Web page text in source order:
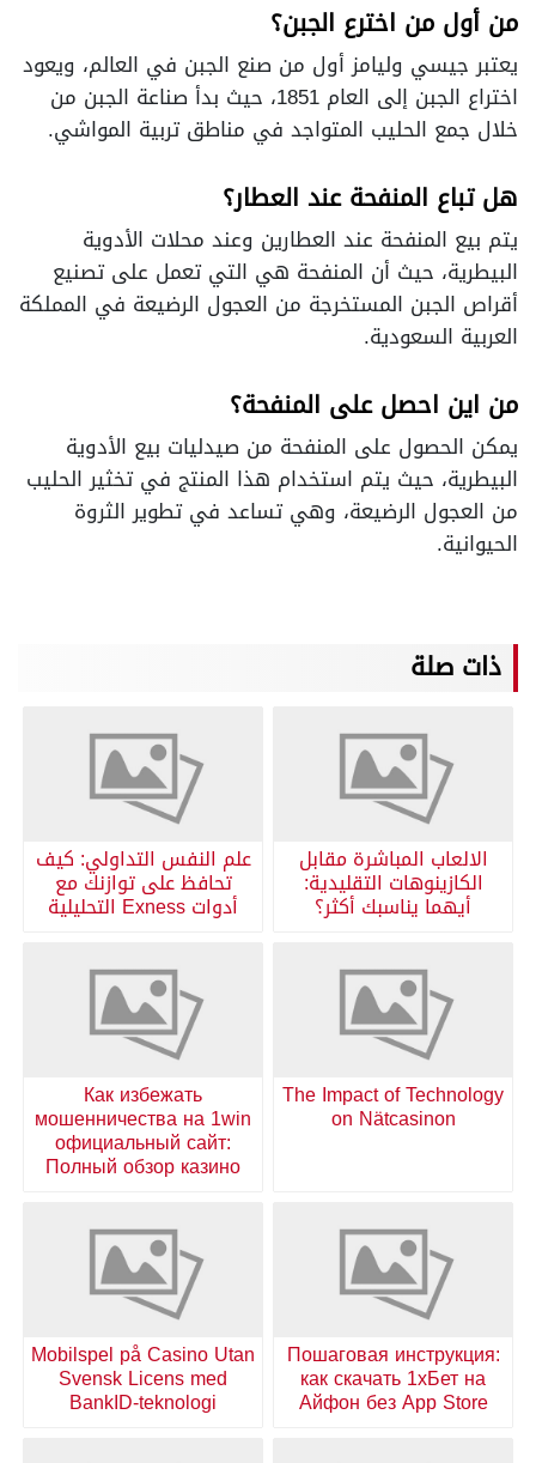
من أول من اخترع الجبن؟
يعتبر جيسي وليامز أول من صنع الجبن في العالم، ويعود
اختراع الجبن إلى العام 1851، حيث بدأ صناعة الجبن من
خلال جمع الحليب المتواجد في مناطق تربية المواشي.
هل تباع المنفحة عند العطار؟
يتم بيع المنفحة عند العطارين وعند محلات الأدوية
البيطرية، حيث أن المنفحة هي التي تعمل على تصنيع
أقراص الجبن المستخرجة من العجول الرضيعة في المملكة
العربية السعودية.
من اين احصل على المنفحة؟
يمكن الحصول على المنفحة من صيدليات بيع الأدوية
البيطرية، حيث يتم استخدام هذا المنتج في تخثير الحليب
من العجول الرضيعة، وهي تساعد في تطوير الثروة
الحيوانية.
ذات صلة
الالعاب المباشرة مقابل
الكازينوهات التقليدية:
أيهما يناسبك أكثر؟
علم النفس التداولي: كيف
تحافظ على توازنك مع
أدوات Exness التحليلية
The Impact of Technology
on Nätcasinon
Как избежать
мошенничества на 1win
официальный сайт:
Полный обзор казино
Пошаговая инструкция:
как скачать 1хБет на
Айфон без App Store
Mobilspel på Casino Utan
Svensk Licens med
BankID-teknologi